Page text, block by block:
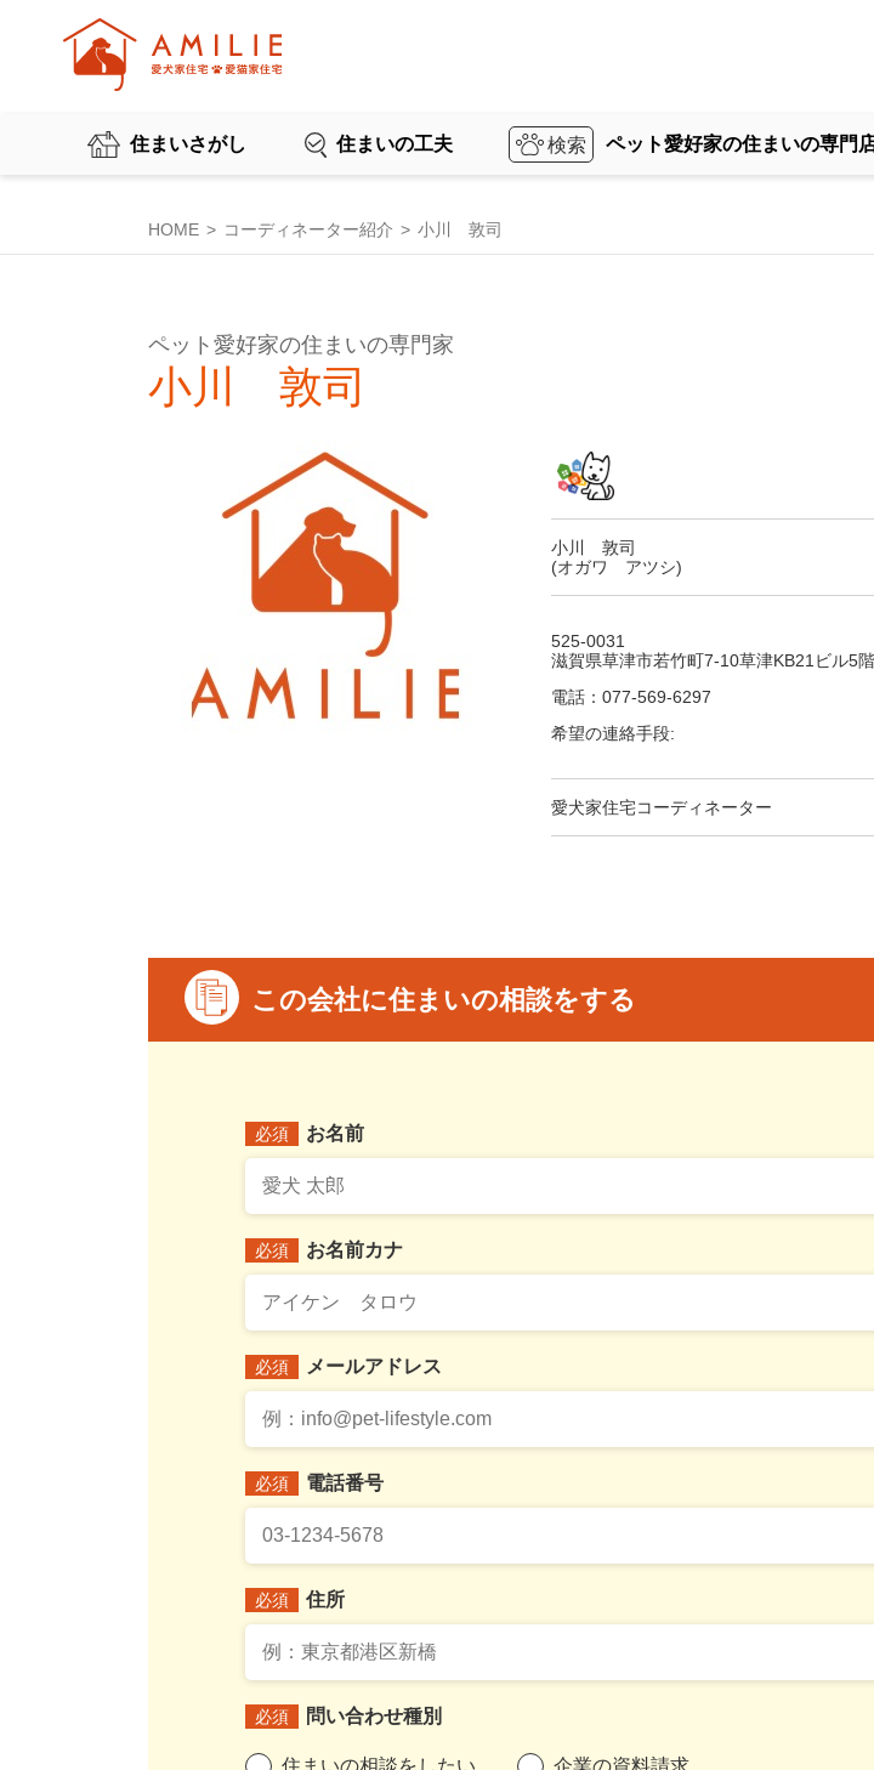
住まいさがし 住まいの工夫 ペット愛好家の住まいの専門
HOME コーディネーター紹介 小川 敦司
ペット愛好家の住まいの専門家
小川 敦司
小川 敦司
(オガワ アツシ)
525-0031
滋賀県草津市若竹町7-10草津KB21ビル5階
電話：077-569-6297
希望の連絡手段:
愛犬家住宅コーディネーター
この会社に住まいの相談をする
必須 お名前
必須 お名前カナ
必須 メールアドレス
必須 電話番号
必須 住所
必須 問い合わせ種別
住まいの相談をしたい 企業の資料請求